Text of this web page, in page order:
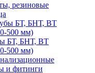
резиновые
БТ, БНТ, ВТ
500 мм)